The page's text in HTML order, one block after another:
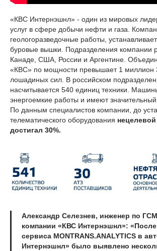
«КВС Интернэшнл» - один из мировых
услуг в сфере добычи нефти и газа.
геологоразведочные работы,
буровые вышки. Подразделения компании
Канаде, США, России и Аргентине.
«КВС» по мощности превышает 1 миллион
лошадиных сил. В российском
насчитывается 540 единиц техники.
энергоемкие работы и имеют значительный
По данным специалистов компании, до
телематического оборудования
достигал 30%.
Александр Селезнев, инженер по
компании «КВС Интернэшнл»:
сервиса MONTRANS.ANALYTICS в
Интернэшнл» было выявлено